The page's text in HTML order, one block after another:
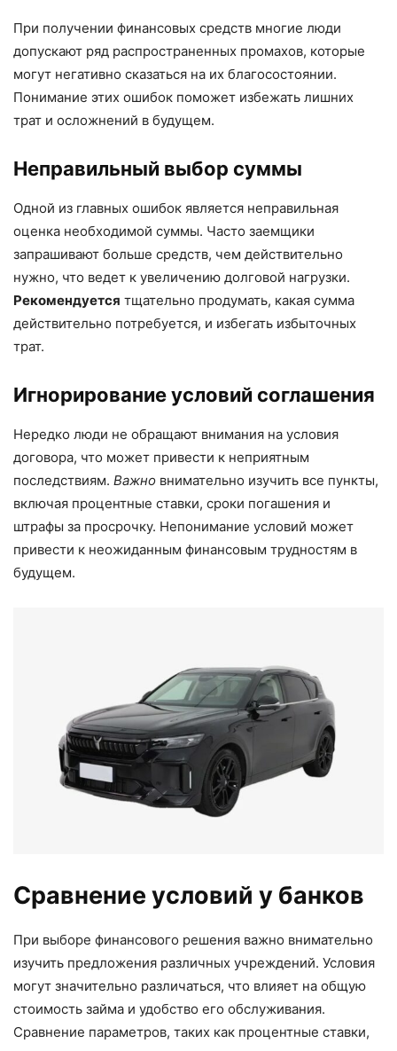
При получении финансовых средств многие люди
допускают ряд распространенных промахов, которые
могут негативно сказаться на их благосостоянии.
Понимание этих ошибок поможет избежать лишних
трат и осложнений в будущем.
Неправильный выбор суммы
Одной из главных ошибок является неправильная
оценка необходимой суммы. Часто заемщики
запрашивают больше средств, чем действительно
нужно, что ведет к увеличению долговой нагрузки.
Рекомендуется тщательно продумать, какая сумма
действительно потребуется, и избегать избыточных
трат.
Игнорирование условий соглашения
Нередко люди не обращают внимания на условия
договора, что может привести к неприятным
последствиям. Важно внимательно изучить все пункты,
включая процентные ставки, сроки погашения и
штрафы за просрочку. Непонимание условий может
привести к неожиданным финансовым трудностям в
будущем.
Сравнение условий у банков
При выборе финансового решения важно внимательно
изучить предложения различных учреждений. Условия
могут значительно различаться, что влияет на общую
стоимость займа и удобство его обслуживания.
Сравнение параметров, таких как процентные ставки,